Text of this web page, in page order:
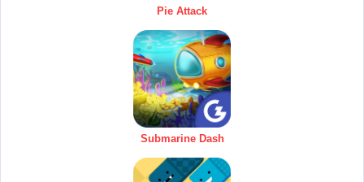
Pie Attack
Submarine Dash